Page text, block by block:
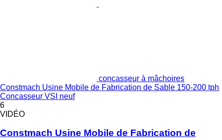
concasseur à mâchoires
Constmach Usine Mobile de Fabrication de Sable 150-200 tph
Concasseur VSI neuf
6
VIDÉO
Constmach Usine Mobile de Fabrication de